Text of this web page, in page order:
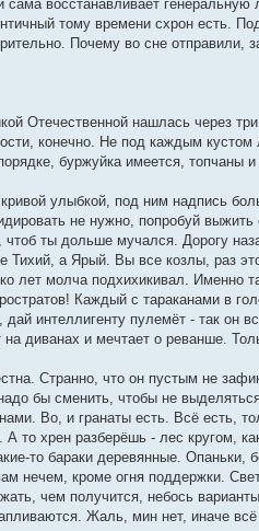
восстанавливает
тому времени схрон есть.
Почему во сне
Отечественной нашлась через
конечно. Не под каждым кустом
буржуйка имеется, топчаны
кривой улыбкой, под ним
не нужно, попробуй
ты дольше мучался. Дорогу
Тихий, а Ярый. Вы все козлы, раз
молча подхихикивал. Именно
Каждый с тараканами в
интеллигенту пулемёт - так он
диванах и мечтает о реванше.
Странно, что он пустым не
бы сменить, чтобы не
Во, и гранаты есть. Всё есть,
то хрен разберёшь - лес кругом,
то бараки деревянные.
нечем, кроме огня поддержки.
чем получится, небось
Жаль, мин нет, иначе